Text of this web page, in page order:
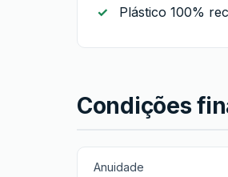
Plástico 100%
Condições
Anuidade